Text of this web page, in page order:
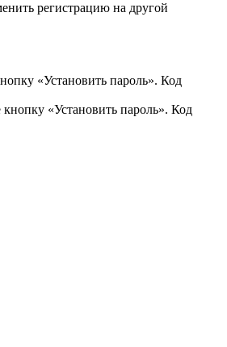
регистрацию на другой
«Установить пароль». Код
«Установить пароль». Код